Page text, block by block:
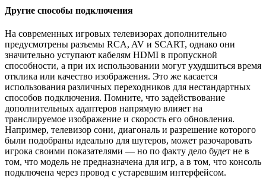
Другие способы подключения
На современных игровых телевизорах дополнительно
предусмотрены разъемы RCA, AV и SCART, однако они
значительно уступают кабелям HDMI в пропускной
способности, а при их использовании могут ухудшиться время
отклика или качество изображения. Это же касается
использования различных переходников для нестандартных
способов подключения. Помните, что задействование
дополнительных адаптеров напрямую влияет на
транслируемое изображение и скорость его обновления.
Например, телевизор сони, диагональ и разрешение которого
были подобраны идеально для шутеров, может разочаровать
игрока своими показателями — но по факту дело будет не в
том, что модель не предназначена для игр, а в том, что консоль
подключена через провод с устаревшим интерфейсом.